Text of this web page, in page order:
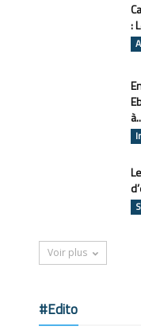
:
Voir plus
#Edito